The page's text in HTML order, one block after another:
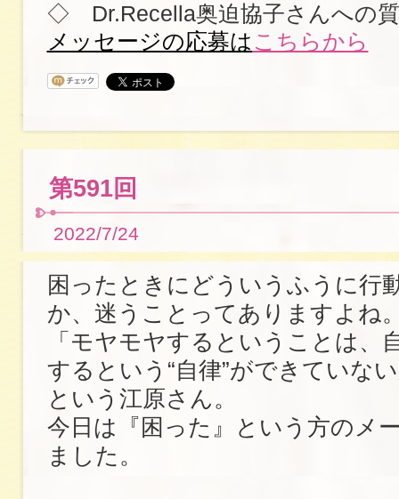
◇ Dr.Recella奥迫協子さんへの
メッセージの応募は こちらから
第591回
2022/7/24
困ったときにどういうふうに行
か、迷うことってありますよね
「モヤモヤするということは、
するという“自律”ができていな
という江原さん。
今日は『困った』という方のメ
ました。